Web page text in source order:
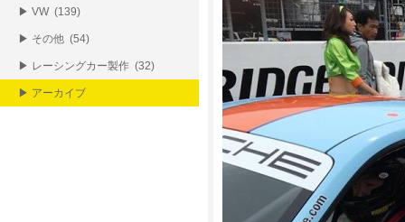
▶ VW (139)
▶ その他 (54)
▶ レーシングカー製作 (32)
▶ アーカイブ